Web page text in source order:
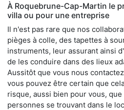
À Roquebrune-Cap-Martin le
villa ou pour une entreprise
Il n'est pas rare que nos
pièges à colle, des tapettes à
instruments, leur assurant ainsi
de les conduire dans des lieux
Aussitôt que vous nous
vous pouvez être certain que
risque, aussi bien pour vous,
personnes se trouvant dans le